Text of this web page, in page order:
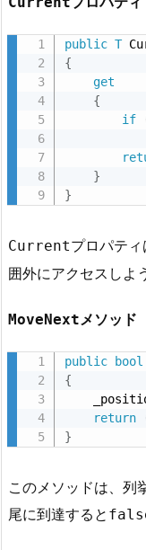
public T
{
get
{
if
}
}
Currentプロパテ
囲外にアクセスしよ
MoveNext メソッド
public bool
{
return
}
このメソッドは、列
尾に到達すると